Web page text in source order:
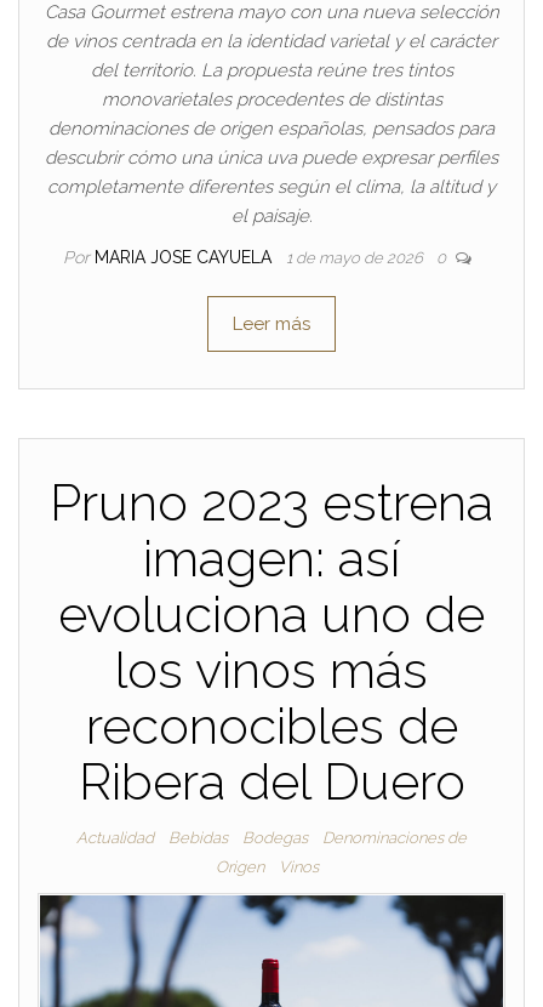
Casa Gourmet estrena mayo con una nueva selección
de vinos centrada en la identidad varietal y el carácter
del territorio. La propuesta reúne tres tintos
monovarietales procedentes de distintas
denominaciones de origen españolas, pensados para
descubrir cómo una única uva puede expresar perfiles
completamente diferentes según el clima, la altitud y
el paisaje.
Por MARIA JOSE CAYUELA 1 de mayo de 2026 0
Leer más
Pruno 2023 estrena
imagen: así
evoluciona uno de
los vinos más
reconocibles de
Ribera del Duero
Actualidad Bebidas Bodegas
Denominaciones de
Origen
Vinos